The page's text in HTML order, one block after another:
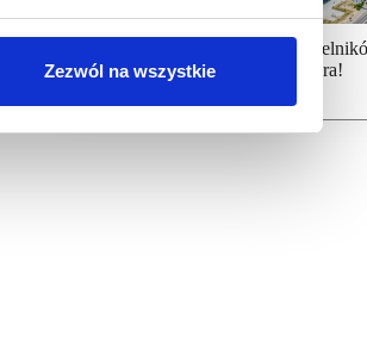
Zezwól na wszystkie
Dołącz do ponad 7000
newslettera!